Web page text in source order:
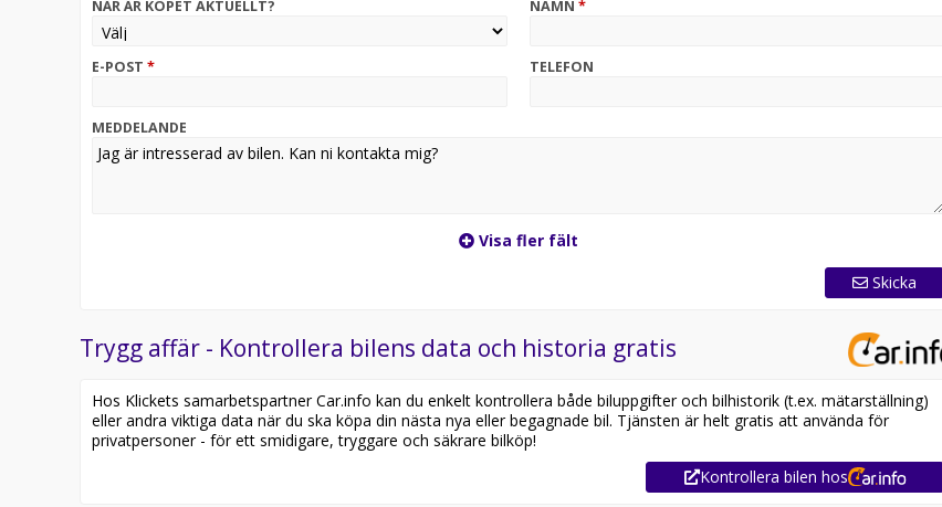
NÄR ÄR KÖPET AKTUELLT? NAMN *
E-POST * TELEFON
MEDDELANDE
Visa fler fält
Skicka
Trygg affär - Kontrollera bilens data och historia gratis
Hos Klickets samarbetspartner Car.info kan du enkelt kontrollera både biluppgifter och bilhistorik (t.ex. mätarställning)
eller andra viktiga data när du ska köpa din nästa nya eller begagnade bil. Tjänsten är helt gratis att använda för
privatpersoner - för ett smidigare, tryggare och säkrare bilköp!
Kontrollera bilen hos